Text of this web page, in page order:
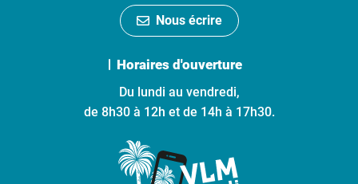
Nous écrire
Horaires d'ouverture
Du lundi au vendredi,
de 8h30 à 12h et de 14h à 17h30.